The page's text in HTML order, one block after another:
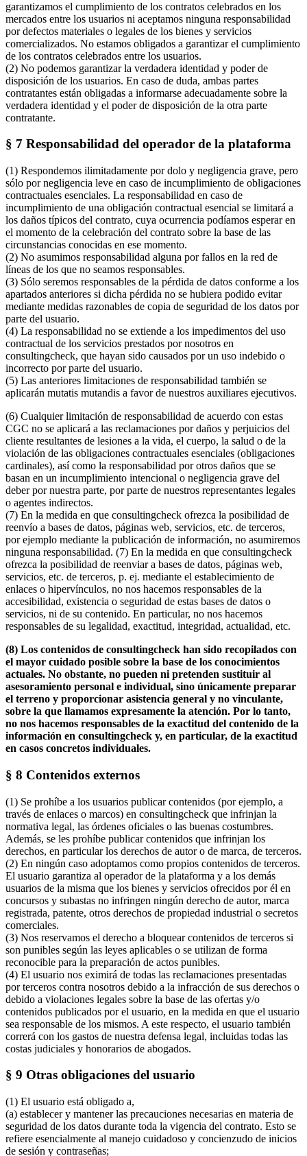
garantizamos el cumplimiento de los contratos celebrados en los
mercados entre los usuarios ni aceptamos ninguna responsabilidad
por defectos materiales o legales de los bienes y servicios
comercializados. No estamos obligados a garantizar el cumplimiento
de los contratos celebrados entre los usuarios.
(2) No podemos garantizar la verdadera identidad y poder de
disposición de los usuarios. En caso de duda, ambas partes
contratantes están obligadas a informarse adecuadamente sobre la
verdadera identidad y el poder de disposición de la otra parte
contratante.
§ 7 Responsabilidad del operador de la plataforma
(1) Respondemos ilimitadamente por dolo y negligencia grave, pero
sólo por negligencia leve en caso de incumplimiento de obligaciones
contractuales esenciales. La responsabilidad en caso de
incumplimiento de una obligación contractual esencial se limitará a
los daños típicos del contrato, cuya ocurrencia podíamos esperar en
el momento de la celebración del contrato sobre la base de las
circunstancias conocidas en ese momento.
(2) No asumimos responsabilidad alguna por fallos en la red de
líneas de los que no seamos responsables.
(3) Sólo seremos responsables de la pérdida de datos conforme a los
apartados anteriores si dicha pérdida no se hubiera podido evitar
mediante medidas razonables de copia de seguridad de los datos por
parte del usuario.
(4) La responsabilidad no se extiende a los impedimentos del uso
contractual de los servicios prestados por nosotros en
consultingcheck, que hayan sido causados por un uso indebido o
incorrecto por parte del usuario.
(5) Las anteriores limitaciones de responsabilidad también se
aplicarán mutatis mutandis a favor de nuestros auxiliares ejecutivos.
(6) Cualquier limitación de responsabilidad de acuerdo con estas
CGC no se aplicará a las reclamaciones por daños y perjuicios del
cliente resultantes de lesiones a la vida, el cuerpo, la salud o de la
violación de las obligaciones contractuales esenciales (obligaciones
cardinales), así como la responsabilidad por otros daños que se
basan en un incumplimiento intencional o negligencia grave del
deber por nuestra parte, por parte de nuestros representantes legales
o agentes indirectos.
(7) En la medida en que consultingcheck ofrezca la posibilidad de
reenvío a bases de datos, páginas web, servicios, etc. de terceros,
por ejemplo mediante la publicación de información, no asumiremos
ninguna responsabilidad. (7) En la medida en que consultingcheck
ofrezca la posibilidad de reenviar a bases de datos, páginas web,
servicios, etc. de terceros, p. ej. mediante el establecimiento de
enlaces o hipervínculos, no nos hacemos responsables de la
accesibilidad, existencia o seguridad de estas bases de datos o
servicios, ni de su contenido. En particular, no nos hacemos
responsables de su legalidad, exactitud, integridad, actualidad, etc.
(8) Los contenidos de consultingcheck han sido recopilados con
el mayor cuidado posible sobre la base de los conocimientos
actuales. No obstante, no pueden ni pretenden sustituir al
asesoramiento personal e individual, sino únicamente preparar
el terreno y proporcionar asistencia general y no vinculante,
sobre la que llamamos expresamente la atención. Por lo tanto,
no nos hacemos responsables de la exactitud del contenido de la
información en consultingcheck y, en particular, de la exactitud
en casos concretos individuales.
§ 8 Contenidos externos
(1) Se prohíbe a los usuarios publicar contenidos (por ejemplo, a
través de enlaces o marcos) en consultingcheck que infrinjan la
normativa legal, las órdenes oficiales o las buenas costumbres.
Además, se les prohíbe publicar contenidos que infrinjan los
derechos, en particular los derechos de autor o de marca, de terceros.
(2) En ningún caso adoptamos como propios contenidos de terceros.
El usuario garantiza al operador de la plataforma y a los demás
usuarios de la misma que los bienes y servicios ofrecidos por él en
concursos y subastas no infringen ningún derecho de autor, marca
registrada, patente, otros derechos de propiedad industrial o secretos
comerciales.
(3) Nos reservamos el derecho a bloquear contenidos de terceros si
son punibles según las leyes aplicables o se utilizan de forma
reconocible para la preparación de actos punibles.
(4) El usuario nos eximirá de todas las reclamaciones presentadas
por terceros contra nosotros debido a la infracción de sus derechos o
debido a violaciones legales sobre la base de las ofertas y/o
contenidos publicados por el usuario, en la medida en que el usuario
sea responsable de los mismos. A este respecto, el usuario también
correrá con los gastos de nuestra defensa legal, incluidas todas las
costas judiciales y honorarios de abogados.
§ 9 Otras obligaciones del usuario
(1) El usuario está obligado a,
(a) establecer y mantener las precauciones necesarias en materia de
seguridad de los datos durante toda la vigencia del contrato. Esto se
refiere esencialmente al manejo cuidadoso y concienzudo de inicios
de sesión y contraseñas;